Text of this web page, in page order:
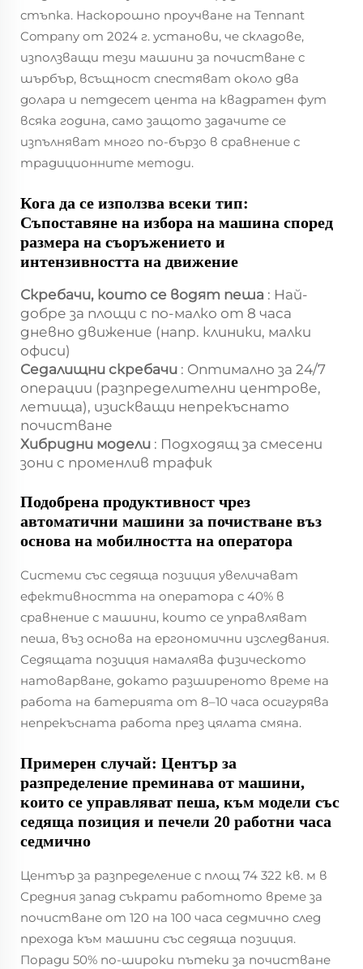
стъпка. Наскорошно проучване на Tennant
Company от 2024 г. установи, че складове,
използващи тези машини за почистване с
шърбър, всъщност спестяват около два
долара и петдесет цента на квадратен фут
всяка година, само защото задачите се
изпълняват много по-бързо в сравнение с
традиционните методи.
Кога да се използва всеки тип:
Съпоставяне на избора на машина според
размера на съоръжението и
интензивността на движение
Скребачи, които се водят пеша : Най-
добре за площи с по-малко от 8 часа
дневно движение (напр. клиники, малки
офиси)
Седалищни скребачи : Оптимално за 24/7
операции (разпределителни центрове,
летища), изискващи непрекъснато
почистване
Хибридни модели : Подходящ за смесени
зони с променлив трафик
Подобрена продуктивност чрез
автоматични машини за почистване въз
основа на мобилността на оператора
Системи със седяща позиция увеличават
ефективността на оператора с 40% в
сравнение с машини, които се управляват
пеша, въз основа на ергономични изследвания.
Седящата позиция намалява физическото
натоварване, докато разширеното време на
работа на батерията от 8–10 часа осигурява
непрекъсната работа през цялата смяна.
Примерен случай: Център за
разпределение преминава от машини,
които се управляват пеша, към модели със
седяща позиция и печели 20 работни часа
седмично
Център за разпределение с площ 74 322 кв. м в
Средния запад съкрати работното време за
почистване от 120 на 100 часа седмично след
прехода към машини със седяща позиция.
Поради 50% по-широки пътеки за почистване